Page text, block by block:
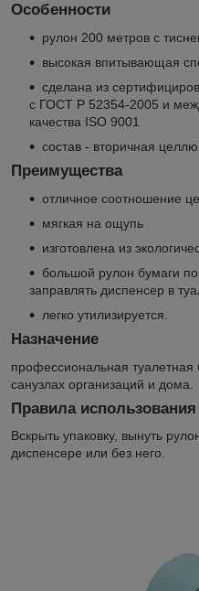
Особенности
рулон 200 метров с
высокая впитывающая
сделана из
с ГОСТ Р 52354-2005 и
качества ISO 9001
состав - вторичная
Преимущества
отличное соотношение
мягкая на ощупь
изготовлена из
большой рулон бумаги
заправлять диспенсер в
легко утилизируется.
Назначение
профессиональная туалетная
санузлах организаций и дома.
Правила использования
Вскрыть упаковку, вынуть
диспенсере или без него.